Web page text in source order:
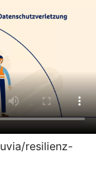
resilienz-